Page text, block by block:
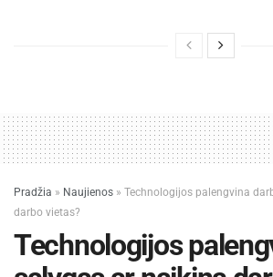
Pradžia » Naujienos » Technologijos palengvina
darbo vietas?
Technologijos